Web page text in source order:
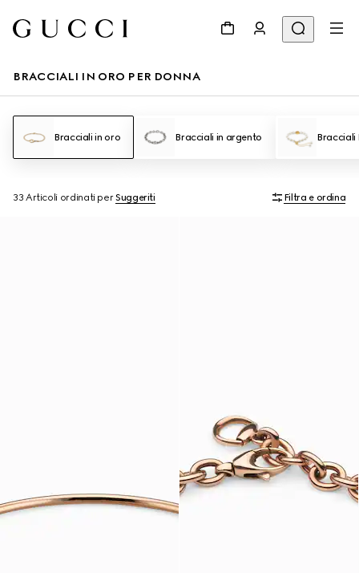
BRACCIALI IN ORO PER DONNA
Bracciali in oro Bracciali in argento Bracciali
33 Articoli ordinati perSuggeriti Filtra e ordina